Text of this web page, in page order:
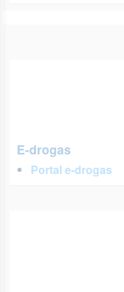
E-drogas
Portal e-drogas